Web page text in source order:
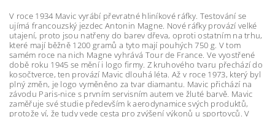
V roce 1934 Mavic vyrábí převratné hliníkové ráfky. Testování se
ujímá francouzský jezdec Antonin Magne. Nové ráfky provází velké
utajení, proto jsou natřeny do barev dřeva, oproti ostatním na trhu,
které mají běžně 1200 gramů a tyto mají pouhých 750 g. V tom
samém roce na nich Magne vyhrává Tour de France. Ve vyostřené
době roku 1945 se mění i logo firmy. Z kruhového tvaru přechází do
kosočtverce, ten provází Mavic dlouhá léta. Až v roce 1973, který byl
plný změn, je logo vyměněno za tvar diamantu. Mavic přichází na
závodu Paris-nice s prvním servisním autem ve žluté barvě. Mavic
zaměřuje své studie především k aerodynamice svých produktů,
protože ví, že tudy vede cesta pro zvýšení výkonů u sportovců. V